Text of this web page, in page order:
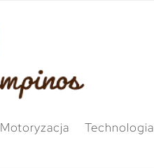
Motoryzacja Technologia